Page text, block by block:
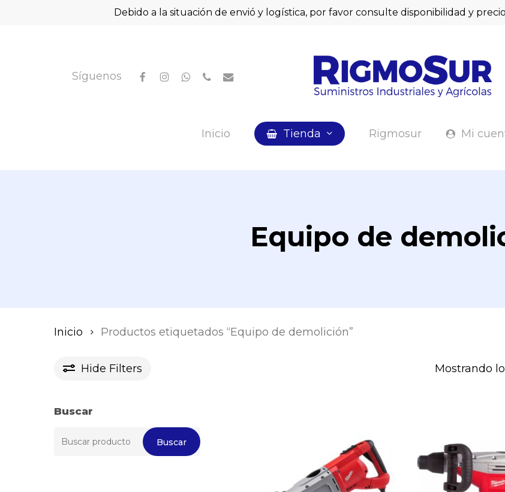
Debido a la situación de envió y logística, por favor consulte disponibilidad y
Síguenos facebookinstagram
whatsapp
phoneemail
Inicio Tienda Rigmosur Mi
Equipo de
Inicio Productos etiquetados “Equipo de demolición”
Hide Filters Mostrando
Buscar
por:
Buscar